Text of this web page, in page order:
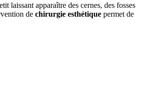
laissant apparaître des cernes, des fosses
de chirurgie esthétique permet de